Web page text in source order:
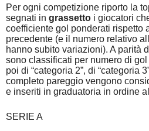
Per ogni competizione riporto la
segnati in grassetto i giocatori
coefficiente gol ponderati rispetto
precedente (e il numero relativo
hanno subito variazioni). A parità
sono classificati per numero di gol
poi di “categoria 2”, di “categoria
completo pareggio vengono
e inseriti in graduatoria in ordine
SERIE A